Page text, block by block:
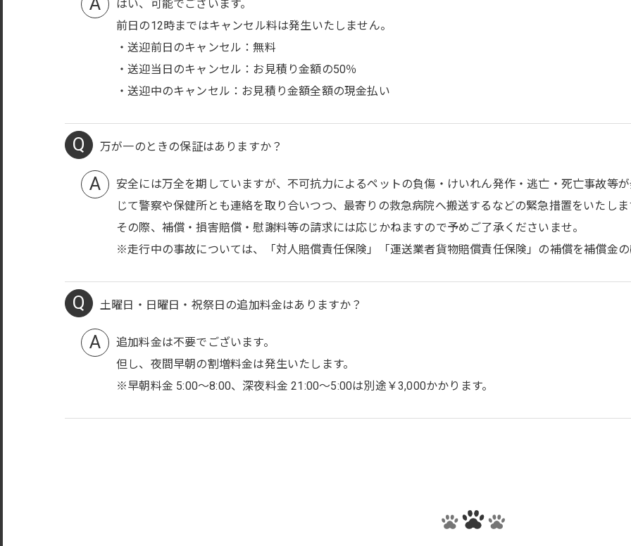
はい、可能でございます。
前日の12時まではキャンセル料は発生いたしません。
・送迎前日のキャンセル：無料
・送迎当日のキャンセル：お見積り金額の50％
・送迎中のキャンセル：お見積り金額全額の現金払い
万が一のときの保証はありますか？
安全には万全を期していますが、不可抗力によるペットの負傷・けいれん発作・逃亡・死亡事故等
じて警察や保健所とも連絡を取り合いつつ、最寄りの救急病院へ搬送するなどの緊急措置をいたしま
その際、補償・損害賠償・慰謝料等の請求には応じかねますので予めご了承くださいませ。
※走行中の事故については、「対人賠償責任保険」「運送業者貨物賠償責任保険」の補償を補償金
土曜日・日曜日・祝祭日の追加料金はありますか？
追加料金は不要でございます。
但し、夜間早朝の割増料金は発生いたします。
※早朝料金 5:00〜8:00、深夜料金 21:00〜5:00は別途￥3,000かかります。